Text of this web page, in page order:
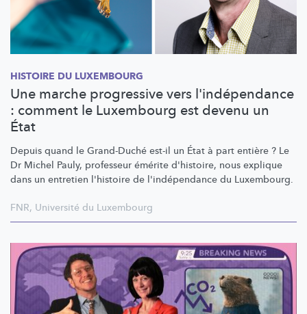
HISTOIRE DU LUXEMBOURG
Une marche progressive vers l'indépendance
: comment le Luxembourg est devenu un
État
Depuis quand le Grand-Duché est-il un État à part entière ? Le
Dr Michel Pauly, professeur émérite d'histoire, nous explique
dans un entretien l'histoire de l'indépendance du Luxembourg.
FNR, Université du Luxembourg